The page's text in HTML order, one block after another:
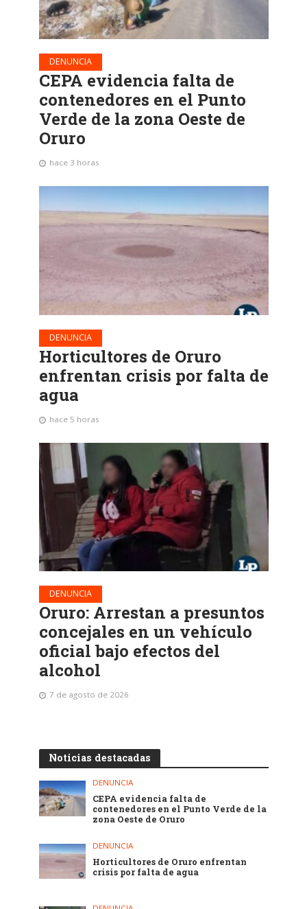
DENUNCIA
CEPA evidencia falta de
contenedores en el Punto
Verde de la zona Oeste de
Oruro
hace 3 horas
DENUNCIA
Horticultores de Oruro
enfrentan crisis por falta de
agua
hace 5 horas
DENUNCIA
Oruro: Arrestan a presuntos
concejales en un vehículo
oficial bajo efectos del
alcohol
7 de agosto de 2026
Noticias destacadas
DENUNCIA
CEPA evidencia falta de
contenedores en el Punto Verde de la
zona Oeste de Oruro
DENUNCIA
Horticultores de Oruro enfrentan
crisis por falta de agua